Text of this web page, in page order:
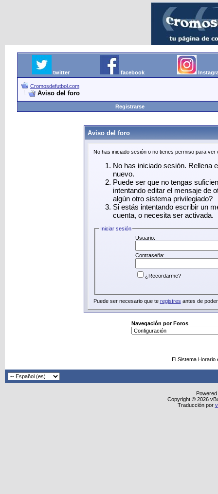
twitter facebook
Cromosdefutbol.com
Aviso del foro
Registrarse
Aviso del foro
No has iniciado sesión o no tienes permiso para
No has iniciado sesión. Rellena
nuevo.
Puede ser que no tengas
intentando editar el mensaje de
algún otro sistema privilegiado?
Si estás intentando escribir un
cuenta, o necesita ser activada.
Iniciar sesión
Usuario:
Contraseña:
¿Recordarme?
Puede ser necesario que te registres antes de
Navegación por Foros
El Sistema
Copyright © 2026
Traducción por